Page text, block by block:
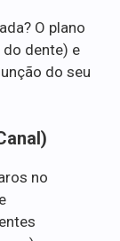
O plano
dente) e
do seu
no